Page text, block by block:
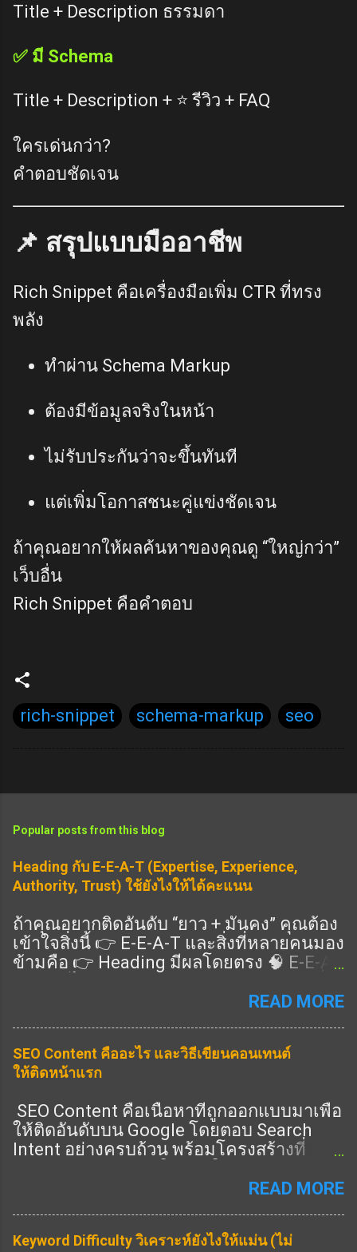
Title + Description ธรรมดา
✅ มี Schema
Title + Description + ⭐ รีวิว + FAQ
ใครเด่นกว่า?
คำตอบชัดเจน
📌 สรุปแบบมืออาชีพ
Rich Snippet คือเครื่องมือเพิ่ม CTR ที่ทรง
พลัง
ทำผ่าน Schema Markup
ต้องมีข้อมูลจริงในหน้า
ไม่รับประกันว่าจะขึ้นทันที
แต่เพิ่มโอกาสชนะคู่แข่งชัดเจน
ถ้าคุณอยากให้ผลค้นหาของคุณดู “ใหญ่กว่า”
เว็บอื่น
Rich Snippet คือคำตอบ
rich-snippet schema-markup seo
Popular posts from this blog
Heading กับ E-E-A-T (Expertise, Experience,
Authority, Trust) ใช้ยังไงให้ได้คะแนน
ถ้าคุณอยากติดอันดับ “ยาว + มั่นคง” คุณต้อง
เข้าใจสิ่งนี้ 👉 E-E-A-T และสิ่งที่หลายคนมอง
ข้ามคือ 👉 Heading มีผลโดยตรง 🧠 E-E-A-
ว่าเนื้อหาคุณ: Expertise (ความเชี่ยวชาญ)
ครบ = อันดับดีขึ้น 🎯 Heading ช่วย E-E-A-T
ยังไง ✔️ 1. แสดง Expertise 👉 ใช้ Heading
ครอบคลุมลึก ✔️ 2. แสดง Experience 👉 มี
หัวข้อ “ประสบการณ์จริง” ✔️ 3. แสดง
Authority 👉 มีหัวข้อครบทุกมุม ✔️ 4. แสดง
Trust 👉 มี FAQ / ข้อมูลชัด 🔧 วิธีเขียน
1. เพิ่ม Heading “ประสบการณ์” 👉 เช่น: จาก
ประสบการณ์จริง 🔥 2. เพิ่ม Heading “ข้อมูล
เชิงลึก” 👉 เช่น: เทคนิคขั้นสูง วิเคราะห์ 🔥 3.
READ MORE
SEO Content คืออะไร และวิธีเขียนคอนเทนต์
ให้ติดหน้าแรก
SEO Content คือเนื้อหาที่ถูกออกแบบมาเพื่อ
ให้ติดอันดับบน Google โดยตอบ Search
Intent อย่างครบถ้วน พร้อมโครงสร้างที่
SEO ไม่ใช่แค่ใส่คีย์เวิร์ด แต่คือการสร้าง
เนื้อหาที่: ตรงกับคำค้นหา ตอบคำถามผู้ใช้
READ MORE
Keyword Difficulty วิเคราะห์ยังไงให้แม่น (ไม่